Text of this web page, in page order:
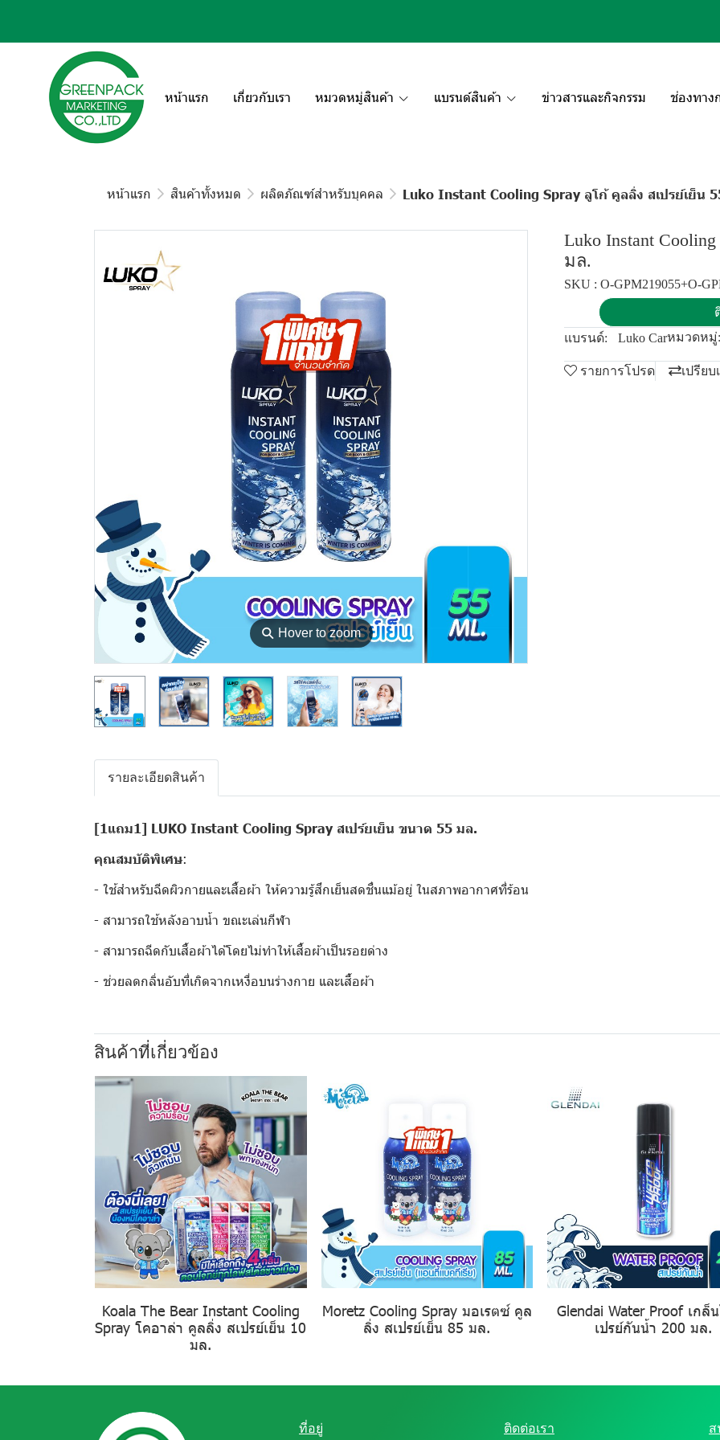
หน้าแรก เกี่ยวกับเรา หมวดหมู่สินค้า แบรนด์สินค้า ข่าวสารและกิจกรรม ช่องทาง
หน้าแรก สินค้าทั้งหมด ผลิตภัณฑ์สำหรับบุคคล Luko Instant Cooling Spray ลูโก้ คูลลิ่ง สเปรย์เย็น
⚲ Hover to zoom
Luko Instant
มล.
SKU : O-GPM219055+O-
แบรนด์:
Luko Carหมวดหมู่:
รายการโปรด เปรียบ
รายละเอียดสินค้า
[1แถม1] LUKO Instant Cooling Spray สเปร์ยเย็น ขนาด 55 มล.
คุณสมบัติพิเศษ:
- ใช้สำหรับฉีดผิวกายและเสื้อผ้า ให้ความรู้สึกเย็นสดชื่นแม้อยู่ ในสภาพอากาศที่ร้อน
- สามารถใช้หลังอาบน้ำ ขณะเล่นกีฬา
- สามารถฉีดกับเสื้อผ้าได้โดยไม่ทำให้เสื้อผ้าเป็นรอยด่าง
- ช่วยลดกลิ่นอับที่เกิดจากเหงื่อบนร่างกาย และเสื้อผ้า
สินค้าที่เกี่ยวข้อง
Koala The Bear Instant Cooling
Spray โคอาล่า คูลลิ่ง สเปรย์เย็น 10
มล.
Moretz Cooling Spray มอเรตซ์ คูล
ลิ่ง สเปรย์เย็น 85 มล.
Glendai Water Proof เกล็
เปรย์กันน้ำ 200 มล.
ที่อยู่ ติดต่อเรา ส